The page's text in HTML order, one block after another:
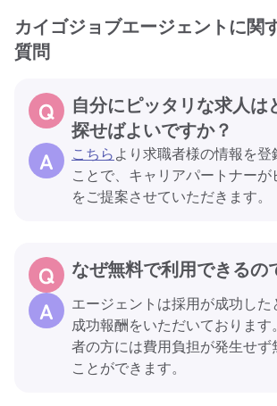
カイゴジョブエージェントに関
質問
自分にピッタリな求人は
探せばよいですか？
こちらより求職者様の情報を登
ことで、キャリアパートナーが
をご提案させていただきます。
なぜ無料で利用できるの
エージェントは採用が成功した
成功報酬をいただいておりま
者の方には費用負担が発生せず
ことができます。